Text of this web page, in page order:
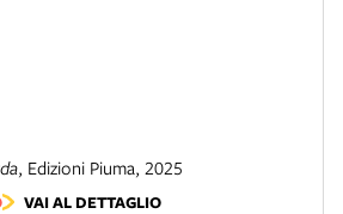
, Edizioni Piuma, 2025
VAI AL DETTAGLIO